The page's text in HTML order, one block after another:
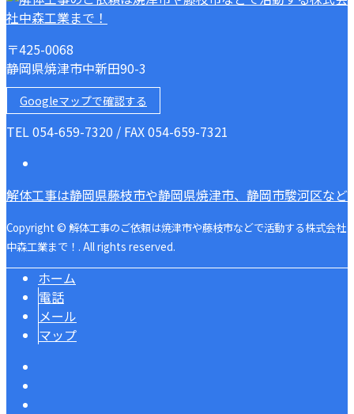
〒425-0068
静岡県焼津市中新田90-3
Googleマップで確認する
TEL 054-659-7320 / FAX 054-659-7321
解体工事は静岡県藤枝市や静岡県焼津市、静岡市駿河区な
Copyright © 解体工事のご依頼は焼津市や藤枝市などで活動する株式会社
中森工業まで！. All rights reserved.
ホーム
電話
メール
マップ